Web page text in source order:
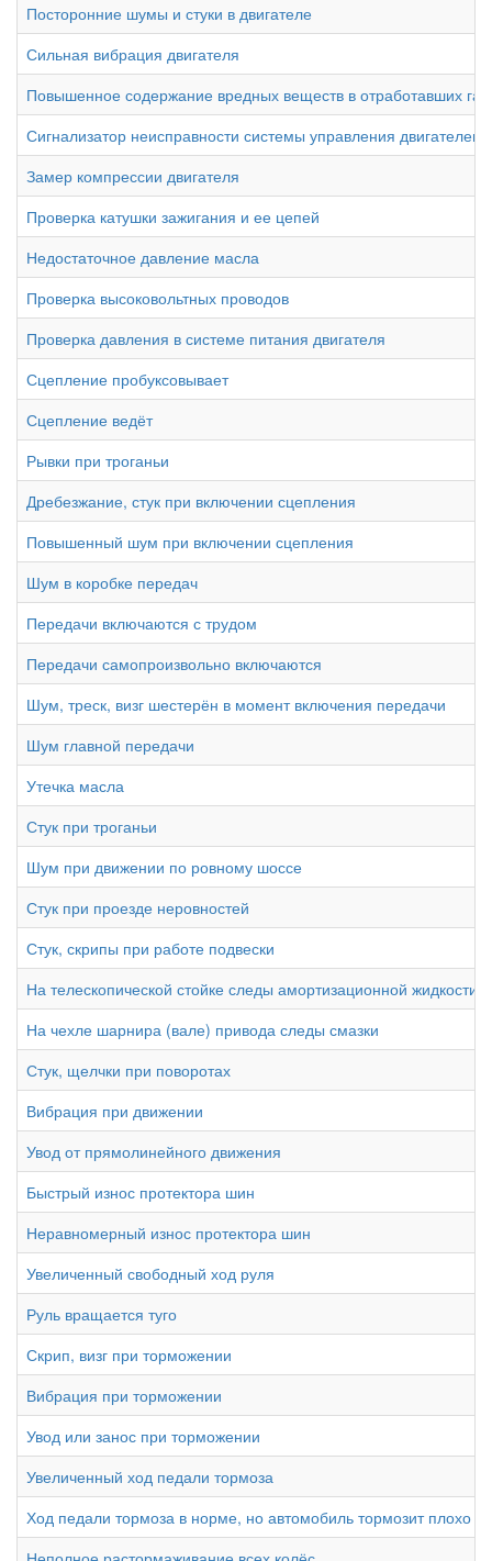
Посторонние шумы и стуки в двигателе
Сильная вибрация двигателя
Повышенное содержание вредных веществ в отработавших
Сигнализатор неисправности системы управления
Замер компрессии двигателя
Проверка катушки зажигания и ее цепей
Недостаточное давление масла
Проверка высоковольтных проводов
Проверка давления в системе питания двигателя
Сцепление пробуксовывает
Сцепление ведёт
Рывки при троганьи
Дребезжание, стук при включении сцепления
Повышенный шум при включении сцепления
Шум в коробке передач
Передачи включаются с трудом
Передачи самопроизвольно включаются
Шум, треск, визг шестерён в момент включения передачи
Шум главной передачи
Утечка масла
Стук при троганьи
Шум при движении по ровному шоссе
Стук при проезде неровностей
Стук, скрипы при работе подвески
На телескопической стойке следы амортизационной жидкости
На чехле шарнира (вале) привода следы смазки
Стук, щелчки при поворотах
Вибрация при движении
Увод от прямолинейного движения
Быстрый износ протектора шин
Неравномерный износ протектора шин
Увеличенный свободный ход руля
Руль вращается туго
Скрип, визг при торможении
Вибрация при торможении
Увод или занос при торможении
Увеличенный ход педали тормоза
Ход педали тормоза в норме, но автомобиль тормозит плохо